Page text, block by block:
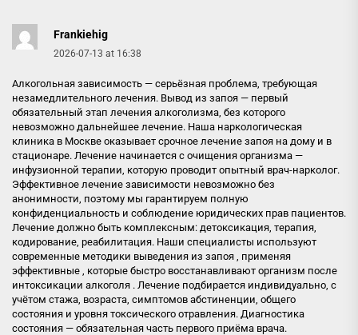
Frankiehig
2026-07-13 at 16:38
Алкогольная зависимость — серьёзная проблема, требующая
незамедлительного лечения. Вывод из запоя — первый
обязательный этап лечения алкоголизма, без которого
невозможно дальнейшее лечение. Наша наркологическая
клиника в Москве оказывает срочное лечение запоя на дому и в
стационаре. Лечение начинается с очищения организма —
инфузионной терапии, которую проводит опытный врач-нарколог.
Эффективное лечение зависимости невозможно без
анонимности, поэтому мы гарантируем полную
конфиденциальность и соблюдение юридических прав пациентов.
Лечение должно быть комплексным: детоксикация, терапия,
кодирование, реабилитация. Наши специалисты используют
современные методики выведения из запоя , применяя
эффективные , которые быстро восстанавливают организм после
интоксикации алкоголя . Лечение подбирается индивидуально, с
учётом стажа, возраста, симптомов абстиненции, общего
состояния и уровня токсического отравления. Диагностика
состояния — обязательная часть первого приёма врача.